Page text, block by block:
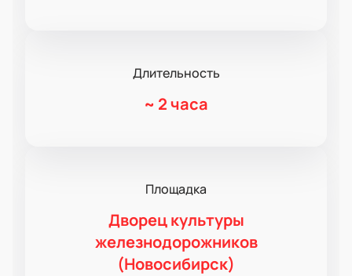
Длительность
~ 2 часа
Площадка
Дворец культуры
железнодорожников
(Новосибирск)